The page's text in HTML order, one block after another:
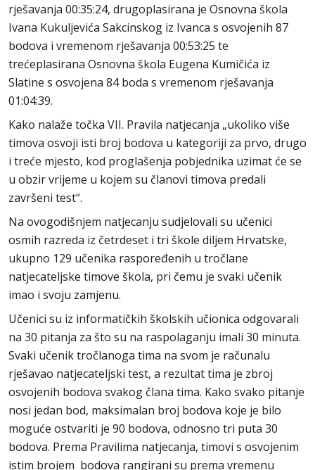
rješavanja 00:35:24, drugoplasirana je Osnovna škola
Ivana Kukuljevića Sakcinskog iz Ivanca s osvojenih 87
bodova i vremenom rješavanja 00:53:25 te
trećeplasirana Osnovna škola Eugena Kumičića iz
Slatine s osvojena 84 boda s vremenom rješavanja
01:04:39.
Kako nalaže točka VII. Pravila natjecanja „ukoliko više
timova osvoji isti broj bodova u kategoriji za prvo, drugo
i treće mjesto, kod proglašenja pobjednika uzimat će se
u obzir vrijeme u kojem su članovi timova predali
završeni test“.
Na ovogodišnjem natjecanju sudjelovali su učenici
osmih razreda iz četrdeset i tri škole diljem Hrvatske,
ukupno 129 učenika raspoređenih u tročlane
natjecateljske timove škola, pri čemu je svaki učenik
imao i svoju zamjenu.
Učenici su iz informatičkih školskih učionica odgovarali
na 30 pitanja za što su na raspolaganju imali 30 minuta.
Svaki učenik tročlanoga tima na svom je računalu
rješavao natjecateljski test, a rezultat tima je zbroj
osvojenih bodova svakog člana tima. Kako svako pitanje
nosi jedan bod, maksimalan broj bodova koje je bilo
moguće ostvariti je 90 bodova, odnosno tri puta 30
bodova. Prema Pravilima natjecanja, timovi s osvojenim
istim brojem bodova rangirani su prema vremenu